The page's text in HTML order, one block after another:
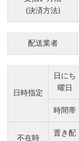
(決済方法)
配送業者
日時指定
日にち
曜日
時間帯
不在時
置き配